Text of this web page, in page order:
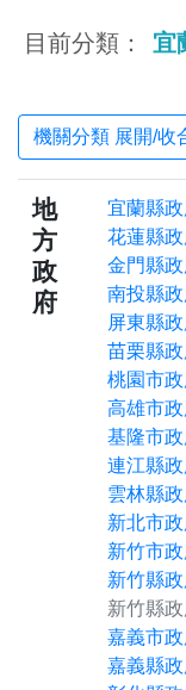
目前分類： 宜
機關分類 展開/收
地
方
政
府
宜蘭縣
花蓮縣
金門縣
南投縣
屏東縣
苗栗縣
桃園市
高雄市
基隆市
連江縣
雲林縣
新北市
新竹市
新竹縣
新竹縣
嘉義市
嘉義縣